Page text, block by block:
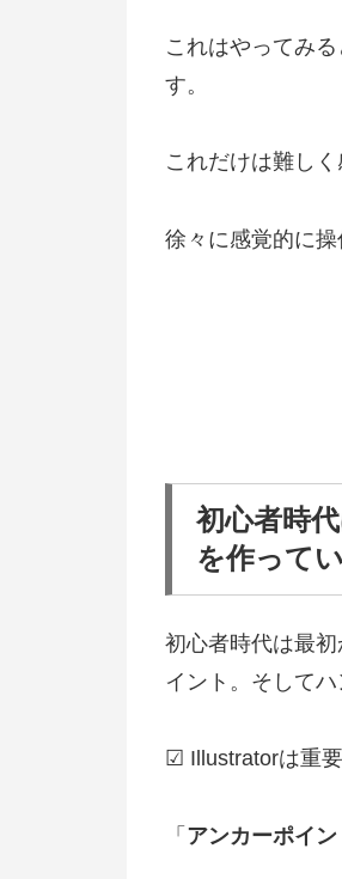
これはやってみる
す。
これだけは難し
徐々に感覚的に操
初心者時
を作って
初心者時代は最
イント。そして
☑ Illustratorは重
「 アンカーポイ